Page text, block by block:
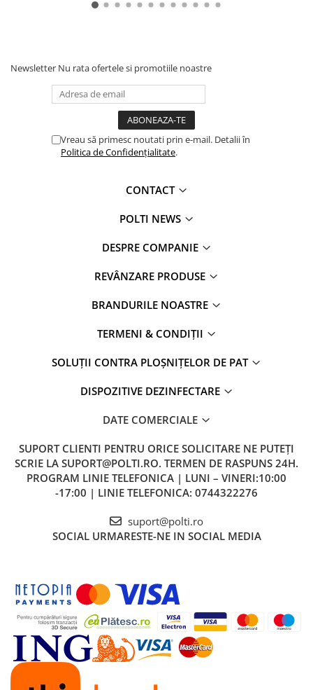
Newsletter Nu rata ofertele si promotiile noastre
Vreau să primesc noutati prin e-mail. Detalii în
Politica de Confidențialitate.
CONTACT
POLTI NEWS
DESPRE COMPANIE
REVÂNZARE PRODUSE
BRANDURILE NOASTRE
TERMENI & CONDIȚII
SOLUȚII CONTRA PLOȘNIȚELOR DE PAT
DISPOZITIVE DEZINFECTARE
DATE COMERCIALE
SUPORT CLIENTI PENTRU ORICE SOLICITARE NE PUTEȚI
SCRIE LA SUPORT@POLTI.RO. TERMEN DE RASPUNS 24H.
PROGRAM LINIE TELEFONICA | LUNI – VINERI:10:00
-17:00 | LINIE TELEFONICA: 0744322276
suport@polti.ro
SOCIAL URMARESTE-NE IN SOCIAL MEDIA